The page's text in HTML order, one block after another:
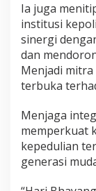
Ia juga
institusi
sinergi
dan
Menjadi
terbuka
Menjaga
memperkuat
kepedulian
generasi